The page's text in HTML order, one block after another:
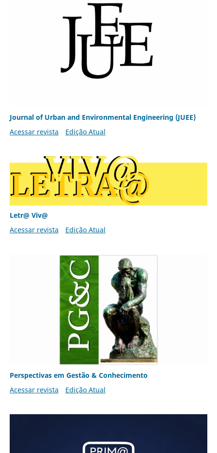
Journal of Urban and Environmental Engineering (JUEE)
Acessar revista
Edição Atual
Letr@ Viv@
Acessar revista
Edição Atual
Perspectivas em Gestão & Conhecimento
Acessar revista
Edição Atual